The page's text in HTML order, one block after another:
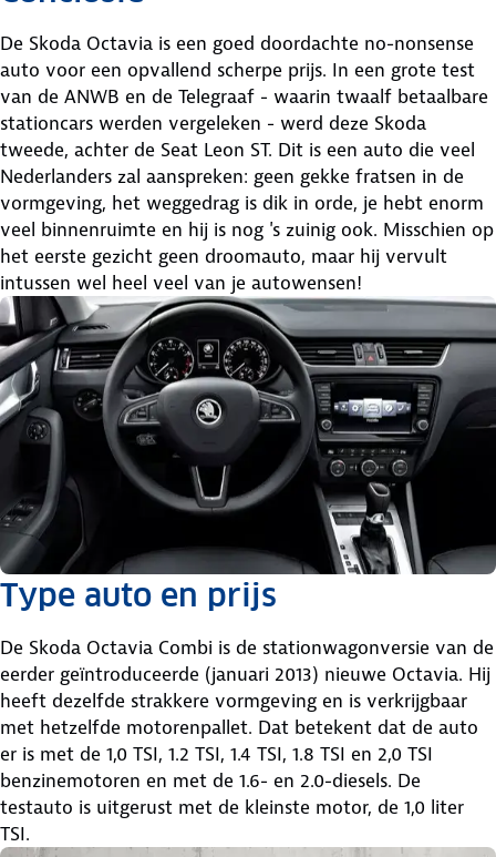
De Skoda Octavia is een goed doordachte no-nonsense
auto voor een opvallend scherpe prijs. In een grote test
van de ANWB en de Telegraaf - waarin twaalf betaalbare
stationcars werden vergeleken - werd deze Skoda
tweede, achter de Seat Leon ST. Dit is een auto die veel
Nederlanders zal aanspreken: geen gekke fratsen in de
vormgeving, het weggedrag is dik in orde, je hebt enorm
veel binnenruimte en hij is nog 's zuinig ook. Misschien op
het eerste gezicht geen droomauto, maar hij vervult
intussen wel heel veel van je autowensen!
Type auto en prijs
De Skoda Octavia Combi is de stationwagonversie van de
eerder geïntroduceerde (januari 2013) nieuwe Octavia. Hij
heeft dezelfde strakkere vormgeving en is verkrijgbaar
met hetzelfde motorenpallet. Dat betekent dat de auto
er is met de 1,0 TSI, 1.2 TSI, 1.4 TSI, 1.8 TSI en 2,0 TSI
benzinemotoren en met de 1.6- en 2.0-diesels. De
testauto is uitgerust met de kleinste motor, de 1,0 liter
TSI.